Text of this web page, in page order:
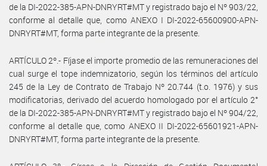
de la DI-2022-385-APN-DNRYRT#MT y registrado bajo el Nº 903/22,
conforme al detalle que, como ANEXO I DI-2022-65600900-APN-
DNRYRT#MT, forma parte integrante de la presente.
ARTÍCULO 2º.- Fíjase el importe promedio de las remuneraciones del
cual surge el tope indemnizatorio, según los términos del artículo
245 de la Ley de Contrato de Trabajo Nº 20.744 (t.o. 1976) y sus
modificatorias, derivado del acuerdo homologado por el artículo 2°
de la DI-2022-385-APN-DNRYRT#MT y registrado bajo el Nº 904/22,
conforme al detalle que, como ANEXO II DI-2022-65601921-APN-
DNRYRT#MT, forma parte integrante de la presente.